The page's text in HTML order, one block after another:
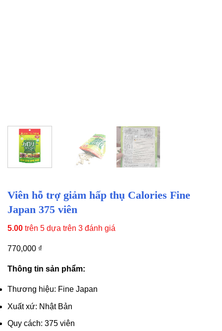
Viên hỗ trợ giảm hấp thụ Calories Fine
Japan 375 viên
5.00 trên 5 dựa trên 3 đánh giá
770,000 ₫
Thông tin sản phẩm:
Thương hiệu: Fine Japan
Xuất xứ: Nhật Bản
Quy cách: 375 viên